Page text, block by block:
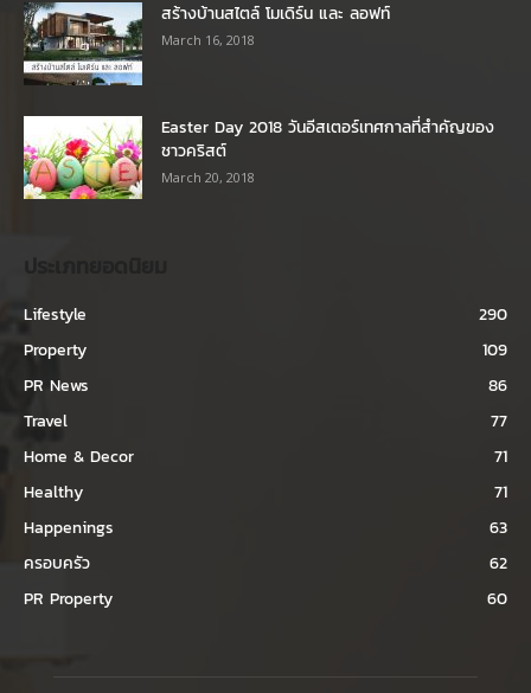
สร้างบ้านสไตล์ โมเดิร์น และ ลอฟท์
March 16, 2018
Easter Day 2018 วันอีสเตอร์เทศกาลที่สำคัญของ
ชาวคริสต์
March 20, 2018
Lifestyle
290
Property
109
PR News
86
Travel
77
Home & Decor
71
Healthy
71
Happenings
63
ครอบครัว
62
PR Property
60